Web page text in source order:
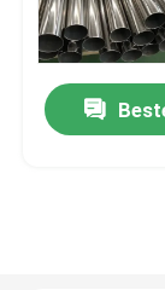
met een
Roestvrij